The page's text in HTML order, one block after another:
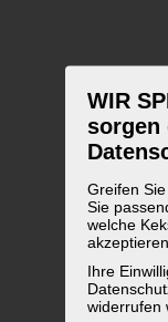
WIR
sorgen
Greifen
Sie
welche
akzeptieren.
Ihre
widerrufen